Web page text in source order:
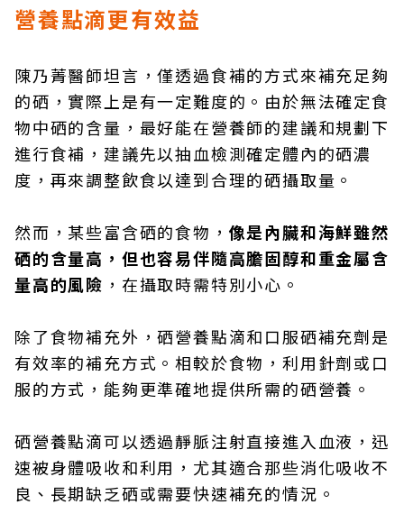
營養點滴更有效益
陳乃菁醫師坦言，僅透過食補的方式來補充足夠
的硒，實際上是有一定難度的。由於無法確定食
物中硒的含量，最好能在營養師的建議和規劃下
進行食補，建議先以抽血檢測確定體內的硒濃
度，再來調整飲食以達到合理的硒攝取量。
然而，某些富含硒的食物， 像是內臟和海鮮雖然
硒的含量高，但也容易伴隨高膽固醇和重金屬含
量高的風險 ，在攝取時需特別小心。
除了食物補充外，硒營養點滴和口服硒補充劑是
有效率的補充方式。相較於食物，利用針劑或口
服的方式，能夠更準確地提供所需的硒營養。
硒營養點滴可以透過靜脈注射直接進入血液，迅
速被身體吸收和利用，尤其適合那些消化吸收不
良、長期缺乏硒或需要快速補充的情況。